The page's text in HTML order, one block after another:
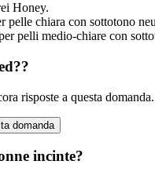
Honey.
pelle chiara con sottotono
pelli medio-chiare con
risposte a questa domanda.
domanda
incinte?